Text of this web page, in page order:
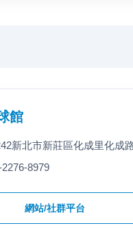
館
新北市新莊區化成里化成
8979
網站/社群平台